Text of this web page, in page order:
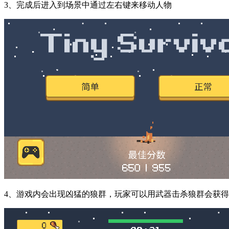
3、完成后进入到场景中通过左右键来移动人物
4、游戏内会出现凶猛的狼群，玩家可以用武器击杀狼群会获